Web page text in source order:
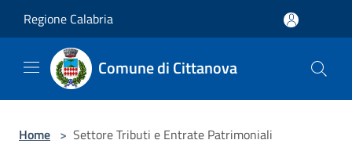
Regione Calabria
Comune di Cittanova
Home > Settore Tributi e Entrate Patrimoniali